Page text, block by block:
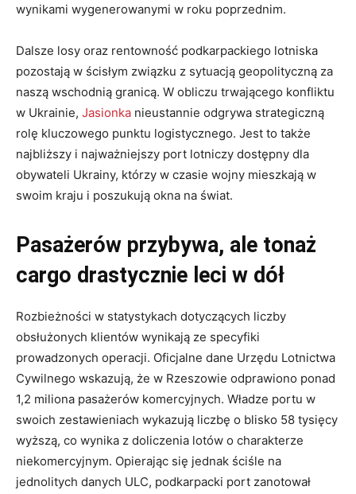
wynikami wygenerowanymi w roku poprzednim.
Dalsze losy oraz rentowność podkarpackiego lotniska
pozostają w ścisłym związku z sytuacją geopolityczną za
naszą wschodnią granicą. W obliczu trwającego konfliktu
w Ukrainie, Jasionka nieustannie odgrywa strategiczną
rolę kluczowego punktu logistycznego. Jest to także
najbliższy i najważniejszy port lotniczy dostępny dla
obywateli Ukrainy, którzy w czasie wojny mieszkają w
swoim kraju i poszukują okna na świat.
Pasażerów przybywa, ale tonaż
cargo drastycznie leci w dół
Rozbieżności w statystykach dotyczących liczby
obsłużonych klientów wynikają ze specyfiki
prowadzonych operacji. Oficjalne dane Urzędu Lotnictwa
Cywilnego wskazują, że w Rzeszowie odprawiono ponad
1,2 miliona pasażerów komercyjnych. Władze portu w
swoich zestawieniach wykazują liczbę o blisko 58 tysięcy
wyższą, co wynika z doliczenia lotów o charakterze
niekomercyjnym. Opierając się jednak ściśle na
jednolitych danych ULC, podkarpacki port zanotował